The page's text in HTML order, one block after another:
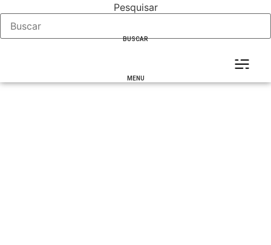
Pesquisar
BUSCAR
MENU